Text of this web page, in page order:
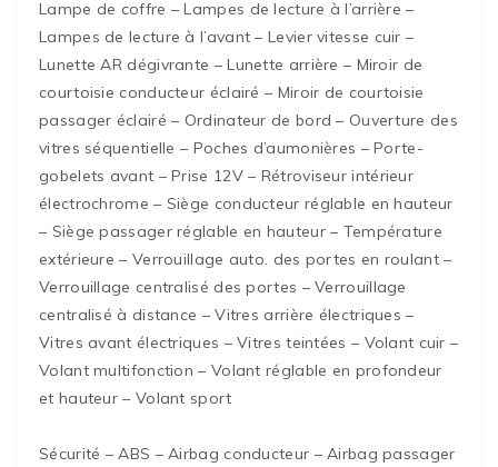
Lampe de coffre – Lampes de lecture à l’arrière –
Lampes de lecture à l’avant – Levier vitesse cuir –
Lunette AR dégivrante – Lunette arrière – Miroir de
courtoisie conducteur éclairé – Miroir de courtoisie
passager éclairé – Ordinateur de bord – Ouverture des
vitres séquentielle – Poches d’aumonières – Porte-
gobelets avant – Prise 12V – Rétroviseur intérieur
électrochrome – Siège conducteur réglable en hauteur
– Siège passager réglable en hauteur – Température
extérieure – Verrouillage auto. des portes en roulant –
Verrouillage centralisé des portes – Verrouillage
centralisé à distance – Vitres arrière électriques –
Vitres avant électriques – Vitres teintées – Volant cuir –
Volant multifonction – Volant réglable en profondeur
et hauteur – Volant sport
Sécurité – ABS – Airbag conducteur – Airbag passager